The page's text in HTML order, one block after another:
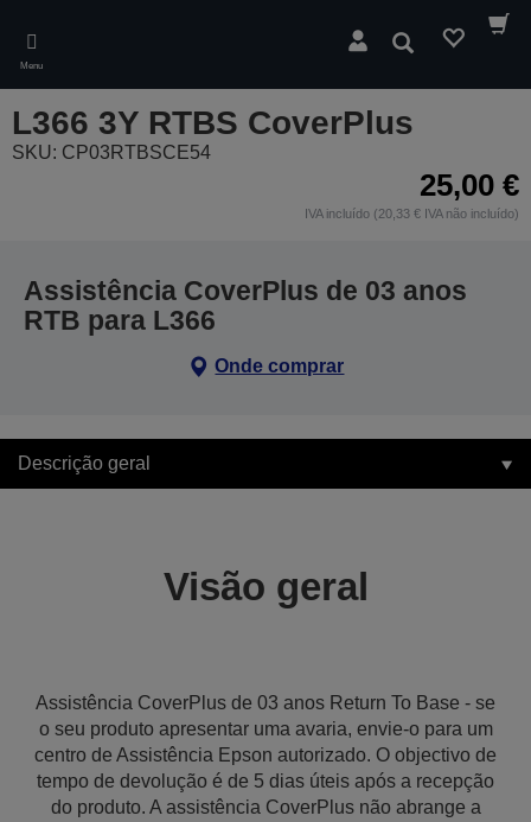
main
content
Menu
Pesquisar
L366 3Y RTBS CoverPlus
SKU: CP03RTBSCE54
25,00 €
IVA incluído (20,33 € IVA não incluído)
Assistência CoverPlus de 03 anos
RTB para L366
Onde comprar
Descrição geral
Visão geral
Assistência CoverPlus de 03 anos Return To Base - se
o seu produto apresentar uma avaria, envie-o para um
centro de Assistência Epson autorizado. O objectivo de
tempo de devolução é de 5 dias úteis após a recepção
do produto. A assistência CoverPlus não abrange a